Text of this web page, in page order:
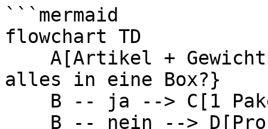
```mermaid
flowchart TD
alles in eine Box?}